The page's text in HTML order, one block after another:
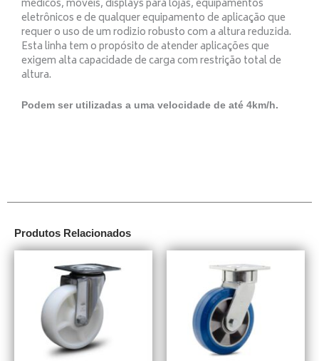
médicos, móveis, displays para lojas, equipamentos
eletrônicos e de qualquer equipamento de aplicação que
requer o uso de um rodizio robusto com a altura reduzida.
Esta linha tem o propósito de atender aplicações que
exigem alta capacidade de carga com restrição total de
altura.
Podem ser utilizadas a uma velocidade de até 4km/h.
Produtos Relacionados